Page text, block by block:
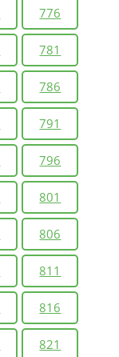
776
781
786
791
796
801
806
811
816
821